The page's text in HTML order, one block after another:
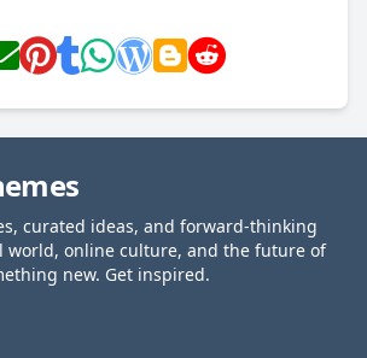
curated ideas, and forward-thinking
world, online culture, and the future of
new. Get inspired.